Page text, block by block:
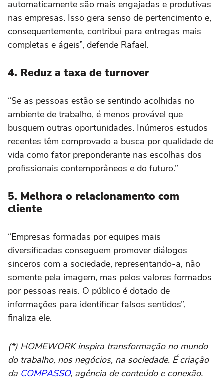
automaticamente são mais engajadas e produtivas
nas empresas. Isso gera senso de pertencimento e,
consequentemente, contribui para entregas mais
completas e ágeis”, defende Rafael.
4. Reduz a taxa de turnover
“Se as pessoas estão se sentindo acolhidas no
ambiente de trabalho, é menos provável que
busquem outras oportunidades. Inúmeros estudos
recentes têm comprovado a busca por qualidade de
vida como fator preponderante nas escolhas dos
profissionais contemporâneos e do futuro.”
5. Melhora o relacionamento com
cliente
“Empresas formadas por equipes mais
diversificadas conseguem promover diálogos
sinceros com a sociedade, representando-a, não
somente pela imagem, mas pelos valores formados
por pessoas reais. O público é dotado de
informações para identificar falsos sentidos”,
finaliza ele.
(*) HOMEWORK inspira transformação no mundo
do trabalho, nos negócios, na sociedade. É criação
da COMPASSO, agência de conteúdo e conexão.